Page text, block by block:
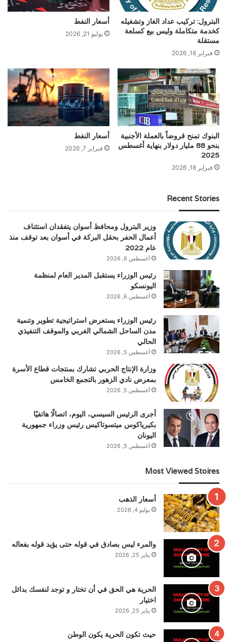
البترول: تركيب عداد الغاز وتشغيله
كخدمة متكاملة وليس بيع كسلعة
مستقلة
فبراير 16, 2026
أسعار النفط
يوليو 21, 2026
البنوك تمنح قروضاً بالعملة الأجنبية
بنحو 88 مليار دولار بنهاية أغسطس
2025
فبراير 18, 2026
أسعار النفط
فبراير 7, 2026
Recent Stories
وزير البترول ومحافظ أسوان يتفقدان استئناف
أعمال الحفر بحقل البركة في أسوان بعد توقف منذ
عام 2022
أغسطس 6, 2026
رئيس الوزراء يستقبل المدير العام لمنظمة
اليونسكو
أغسطس 6, 2026
رئيس الوزراء يستعرض استراتيجية تطوير وتنمية
مدن الساحل الشمالي الغربي والموقف التنفيذي
الحالي
أغسطس 5, 2026
وزارة الإنتاج الحربي تشارك بمنتجات قطاع الأسرة
بمعرض نادي الزهور بالتجمع الخامس
أغسطس 5, 2026
أجرى الرئيس السيسي، اليوم، اتصالًا هاتفيًا
بكيرياكوس ميتسوتاكيس رئيس وزراء جمهورية
اليونان
أغسطس 5, 2026
Most Viewed Stoires
أسعار الذهب
يوليو 4, 2026
والمرء ليس بصادق في قوله حتى يؤيد قوله بفعاله
يناير 25, 2026
الحرية هي الحق في أن تختار و توجد لنفسك بدائل
اختيار
يناير 25, 2026
حيث تكون الحرية يكون الوطن